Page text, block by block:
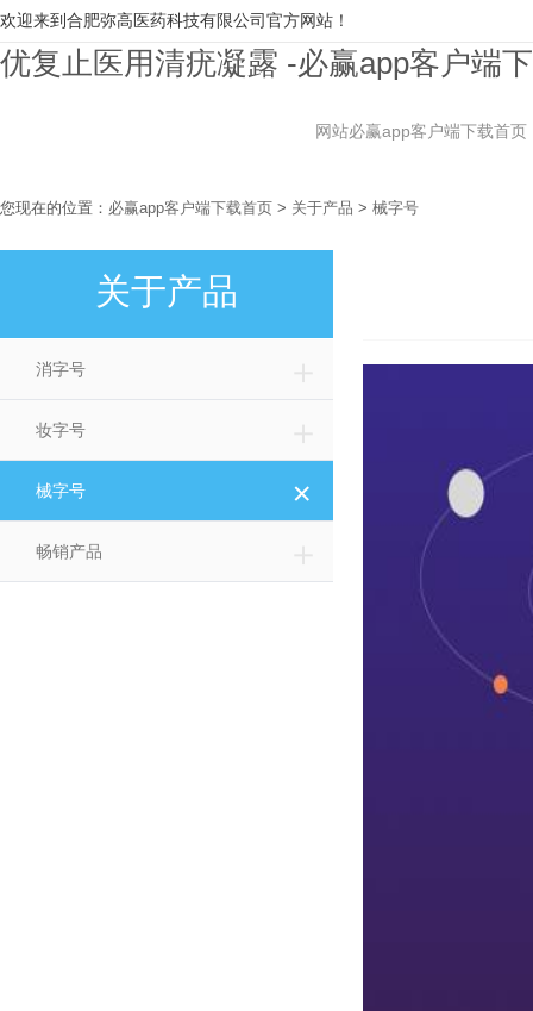
欢迎来到合肥弥高医药科技有限公司官方网站！
优复止医用清疣凝露 -必赢app客户端
网站必赢app客户端下载首页
您现在的位置： 必赢app客户端下载首页 > 关于产品 > 械字号
关于产品
消字号
妆字号
械字号 ＋
畅销产品